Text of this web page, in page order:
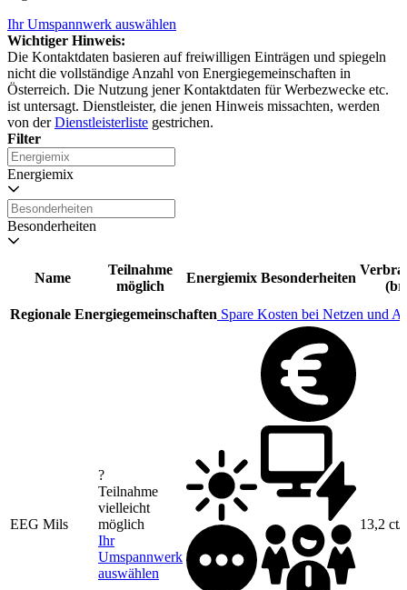
Ihr Umspannwerk auswählen
Wichtiger Hinweis:
Die Kontaktdaten basieren auf freiwilligen Einträgen und spiegeln
nicht die vollständige Anzahl von Energiegemeinschaften in
Österreich. Die Nutzung jener Kontaktdaten für Werbezwecke etc.
ist untersagt. Dienstleister, die jenen Hinweis missachten, werden
von derDienstleisterliste gestrichen.
Filter
Energiemix
Besonderheiten
Name
Teilnahme
möglich
Energiemix Besonderheiten
Regionale Energiegemeinschaften Spare Kosten bei Netzen und
EEG Mils
?
Teilnahme
vielleicht
möglich
Ihr
Umspannwerk
auswählen
13,2 ct/